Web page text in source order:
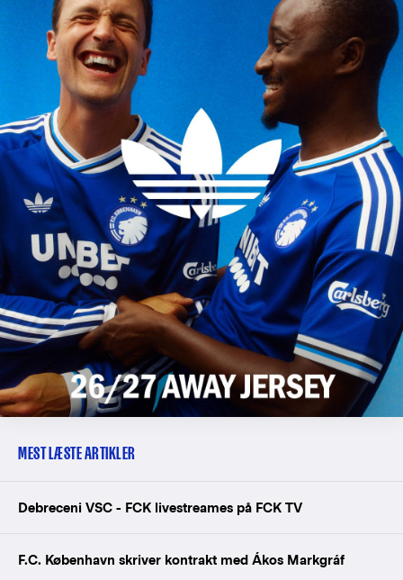
MEST LÆSTE ARTIKLER
Debreceni VSC - FCK livestreames på FCK TV
F.C. København skriver kontrakt med Ákos Markgráf